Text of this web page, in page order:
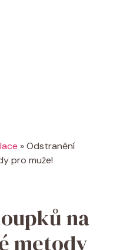
»Odstranění
pro muže!
na
metody